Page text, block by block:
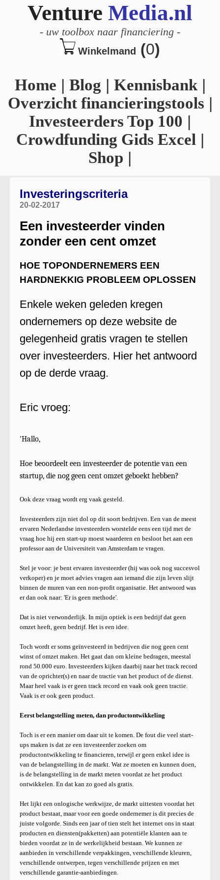
Venture Media.nl
- uw toolbox naar financiering -
Winkelmand (0)
Home | Blog | Kennisbank|
Overzicht financieringstools |
Investeerders Top 100 |
Crowdfunding Gids Excel |
Shop |
Investeringscriteria
20-02-2017
Een investeerder vinden
zonder een cent omzet
HOE TOPONDERNEMERS EEN
HARDNEKKIG PROBLEEM OPLOSSEN
Enkele weken geleden kregen
ondernemers op deze website de
gelegenheid gratis vragen te stellen
over investeerders. Hier het antwoord
op de derde vraag.
Eric vroeg:
'Hallo,
Hoe beoordeelt een investeerder de potentie van een
startup, die nog geen cent omzet geboekt hebben?
Ook deze vraag wordt erg vaak gesteld.
Investeerders zijn niet dol op dit soort bedrijven. Een van de meest
ervaren Nederlandse investeerders worstelde eens een tijd met de
vraag hoe hij een start-up moest waarderen en besloot het aan een
professor aan de Universiteit van Amsterdam te vragen.
Stel je voor: je bent ervaren investeerder (hij was ook nog succesvol
verkoper) en je moet advies vragen aan iemand die zijn leven slijt
binnen de muren van een non-profit organisatie. Het antwoord was
er dan ook naar: 'Er is geen methode'.
Dat is niet verwonderlijk. In mijn optiek is een bedrijf dat geen
omzet heeft, geen bedrijf. Het is een idee.
Toch wordt er soms geïnvesteerd in bedrijven die nog geen cent
winst of omzet maken. Het gaat dan om kleine bedragen, meestal
rond 50.000 euro. Investeerders kijken daarbij naar het track record
van de oprichter(s) en naar de tractie van het product of de dienst.
Maar heel vaak is er geen track record en vaak ook geen tractie.
Vaak is er ook geen product.
Eerst belangstelling meten, dan productontwikkeling
Toch is er een manier om daar uit te komen. De fout die veel start-
ups maken is dat ze een investeerder zoeken om
productontwikkeling te financieren, terwijl er geen enkel idee is
van de belangstelling in de markt. Wat ze moeten en kunnen doen,
is de belangstelling in de markt meten voordat ze het product
ontwikkelen. En dat kan zo goed als gratis.
Het lijkt een onlogische werkwijze, de markt uittesten voordat het
product bestaat, maar voor een goede ondernemer is dit precies de
juiste volgorde. Sinds een jaar of tien stelt het internet ons in staat
producten en diensten(pakketten) aan potentiële klanten aan te
bieden voordat ze in de werkelijkheid bestaan. We kunnen ze
aanbieden in verschillende verpakkingen, verschillende kleuren,
verschillende ontwerpen, tegen verschillende prijzen en met
verschillende garantie-aanbiedingen.